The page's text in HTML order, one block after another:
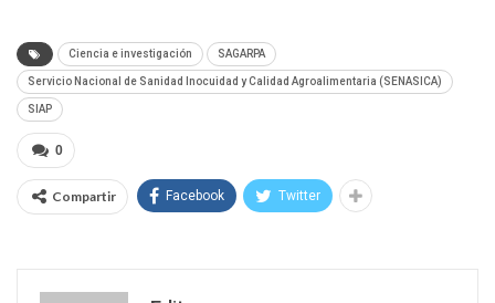
Ciencia e investigación SAGARPA
Servicio Nacional de Sanidad Inocuidad y Calidad Agroalimentaria (SENASICA)
SIAP
0
Compartir Facebook Twitter